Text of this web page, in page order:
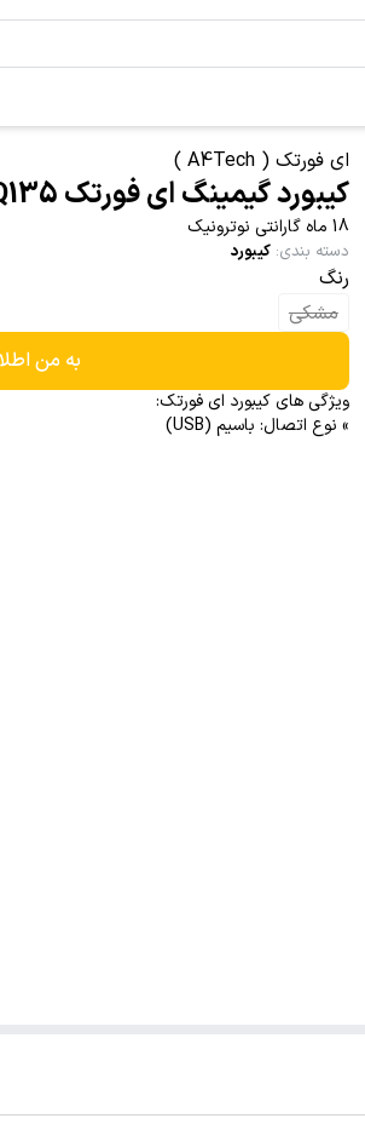
ای فورتک ( A4Tech )
کیبورد گیمینگ ای فورتک bloody Q135
18 ماه گارانتی نوترونیک
دسته بندی: کیبورد
رنگ
مشکی
به من
ویژگی های کیبورد ای فورتک:
» نوع اتصال: باسیم (USB)